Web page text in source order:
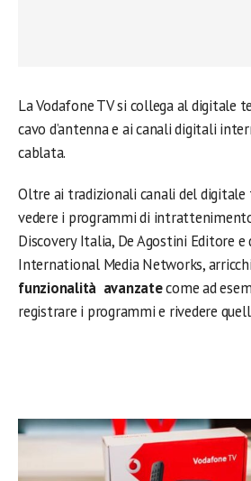
La Vodafone TV si collega al digitale
cavo d’antenna e ai canali digitali
cablata.
Oltre ai tradizionali canali del digitale
vedere i programmi di
Discovery Italia, De Agostini Editore e
International Media Networks,
funzionalità avanzatecome ad
registrare i programmi e rivedere